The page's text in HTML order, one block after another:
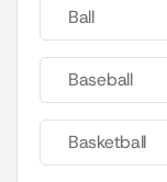
Ball
Baseball
Basketball